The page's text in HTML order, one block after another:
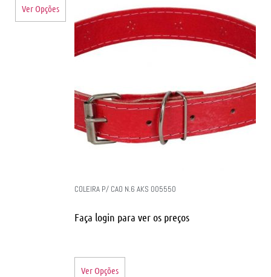
Ver Opções
COLEIRA P/ CAO N.6 AKS 005550
Faça login para ver os preços
Ver Opções